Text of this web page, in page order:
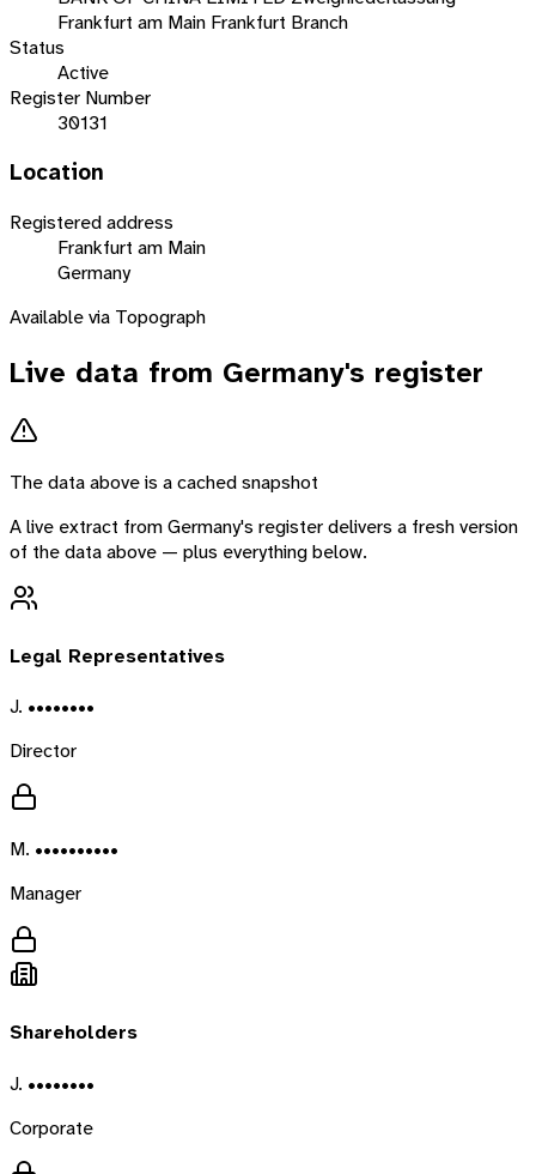
Frankfurt am Main Frankfurt Branch
Status
Active
Register Number
30131
Location
Registered address
Frankfurt am Main
Germany
Available via Topograph
Live data from Germany's register
The data above is a cached snapshot
A live extract fromGermany's register delivers a fresh version
of the data above — plus everything below.
Legal Representatives
J. ••••••••
Director
M. ••••••••••
Manager
Shareholders
J. ••••••••
Corporate